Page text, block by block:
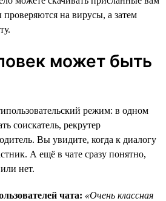
на вирусы, а затем
может быть
режим: в одном
соискатель, рекрутер
Вы увидите, когда к диалогу
А ещё в чате сразу понятно,
нет.
чата: «Очень классная